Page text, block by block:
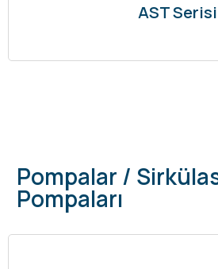
AST Serisi
Pompalar /
Pompaları